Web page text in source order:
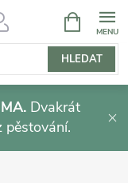
HLEDAT
NÁKUPNÍ
KOŠÍK
Dvakrát
pěstování.